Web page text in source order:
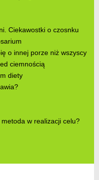
Ciekawostki o czosnku
o innej porze niż wszyscy
ciemnością
diety
w realizacji celu?